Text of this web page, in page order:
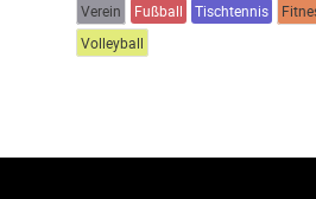
Verein Fußball Tischtennis
Volleyball